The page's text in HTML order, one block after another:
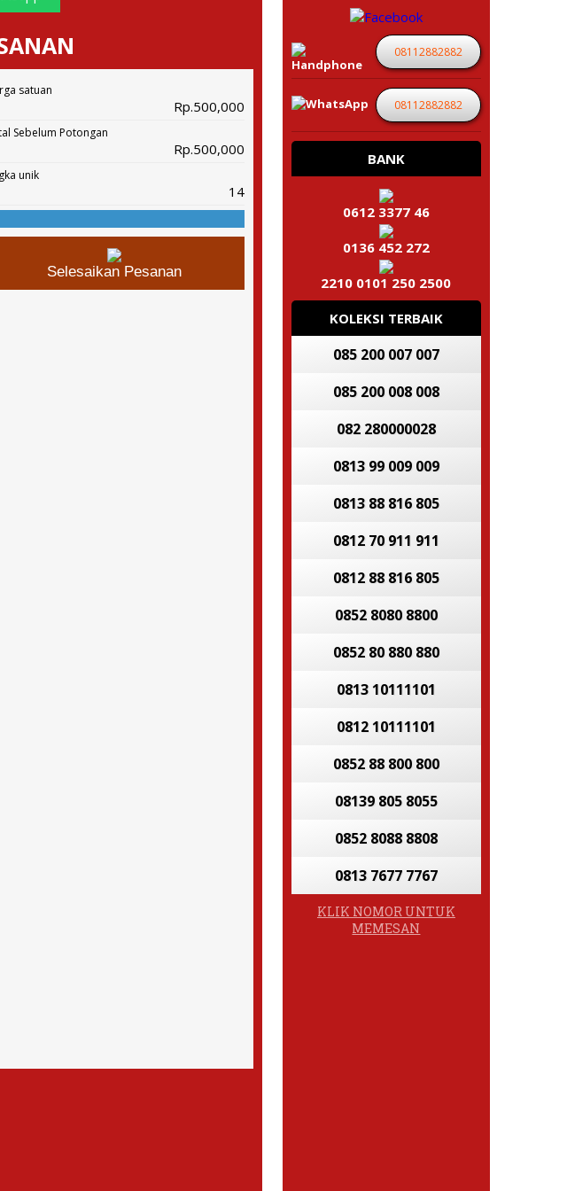
satuan
Rp.500,000
Sebelum Potongan
Rp.500,000
unik
14
Selesaikan Pesanan
08112882882
08112882882
BANK
0612 3377 46
0136 452 272
2210 0101 250 2500
KOLEKSI TERBAIK
085 200 007 007
085 200 008 008
082 280000028
0813 99 009 009
0813 88 816 805
0812 70 911 911
0812 88 816 805
0852 8080 8800
0852 80 880 880
0813 10111101
0812 10111101
0852 88 800 800
08139 805 8055
0852 8088 8808
0813 7677 7767
KLIK NOMOR UNTUK
MEMESAN